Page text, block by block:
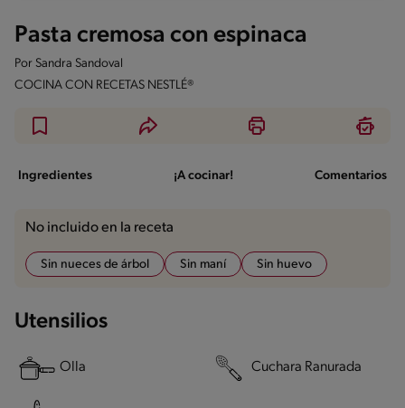
Pasta cremosa con espinaca
Por Sandra Sandoval
COCINA CON RECETAS NESTLÉ®
Ingredientes ¡A cocinar! Comentarios
No incluido en la receta
Sin nueces de árbol Sin maní Sin huevo
Utensilios
Olla Cuchara Ranurada